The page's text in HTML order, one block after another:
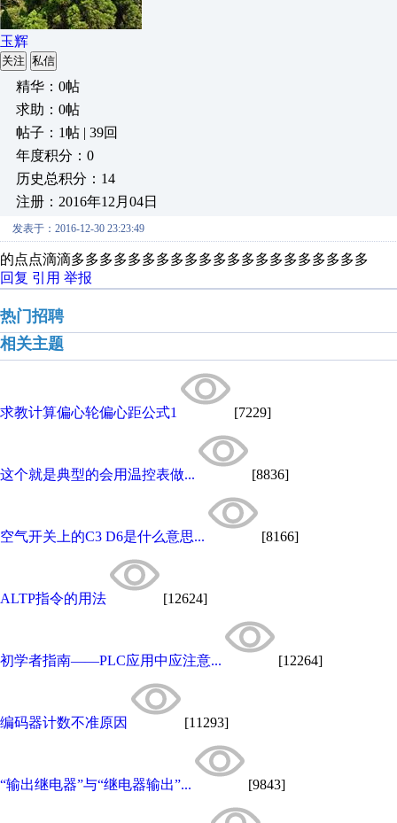
玉辉
关注 私信
精华：0帖
求助：0帖
帖子：1帖 | 39回
年度积分：0
历史总积分：14
注册：2016年12月04日
发表于：2016-12-30 23:23:49
的点点滴滴多多多多多多多多多多多多多多多多多多多多多
回复 引用 举报
热门招聘
相关主题
求教计算偏心轮偏心距公式1 [7229]
这个就是典型的会用温控表做... [8836]
空气开关上的C3 D6是什么意思... [8166]
ALTP指令的用法 [12624]
初学者指南——PLC应用中应注意... [12264]
编码器计数不准原因 [11293]
“输出继电器”与“继电器输出”... [9843]